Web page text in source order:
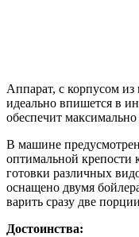
Аппарат, с корпусом
идеально впишется в
обеспечит
В машине
оптимальной крепости
готовки различных
оснащено двумя
варить сразу две
Достоинства: